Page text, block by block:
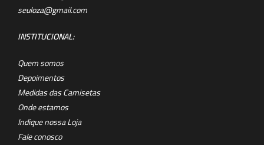
seuloza@gmail.com
INSTITUCIONAL:
Quem somos
Depoimentos
Medidas das Camisetas
Onde estamos
Indique nossa Loja
Fale conosco